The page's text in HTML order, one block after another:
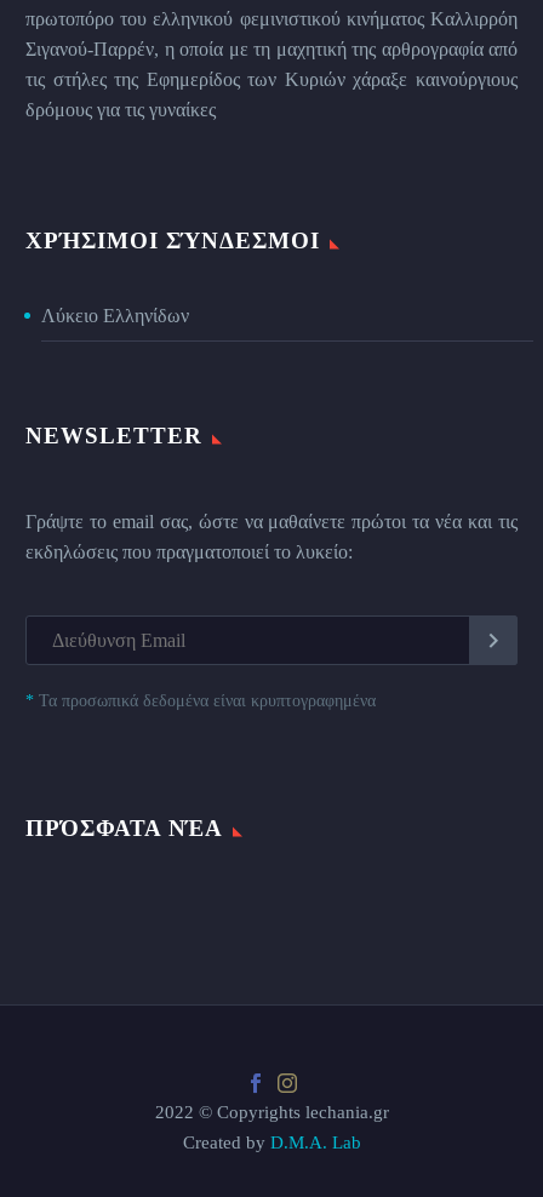
πρωτοπόρο του ελληνικού φεμινιστικού κινήματος Kαλλιρρόη
Σιγανού-Παρρέν, η οποία με τη μαχητική της αρθρογραφία από
τις στήλες της Εφημερίδος των Kυριών χάραξε καινούργιους
δρόμους για τις γυναίκες
ΧΡΉΣΙΜΟΙ ΣΎΝΔΕΣΜΟΙ
Λύκειο Ελληνίδων
NEWSLETTER
Γράψτε το email σας, ώστε να μαθαίνετε πρώτοι τα νέα και τις
εκδηλώσεις που πραγματοποιεί το λυκείο:
* Τα προσωπικά δεδομένα είναι κρυπτογραφημένα
ΠΡΌΣΦΑΤΑ ΝΈΑ
2022 © Copyrights lechania.gr
Created by D.M.A. Lab